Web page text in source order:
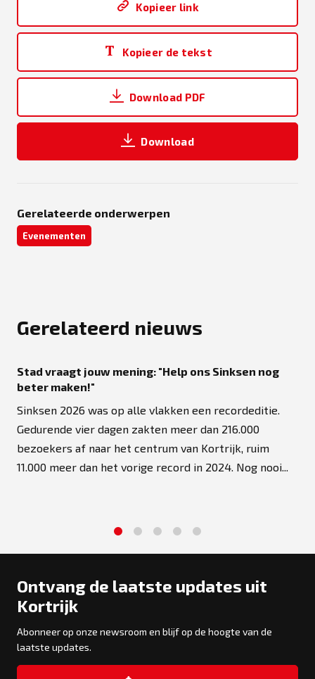
Kopieer link
Kopieer de tekst
Download PDF
Download
Gerelateerde onderwerpen
Evenementen
Gerelateerd nieuws
Stad vraagt jouw mening: "Help ons Sinksen nog
beter maken!"
Sinksen 2026 was op alle vlakken een recordeditie.
Gedurende vier dagen zakten meer dan 216.000
bezoekers af naar het centrum van Kortrijk, ruim
11.000 meer dan het vorige record in 2024. Nog nooi...
Ontvang de laatste updates uit
Kortrijk
Abonneer op onze newsroom en blijf op de hoogte van de
laatste updates.